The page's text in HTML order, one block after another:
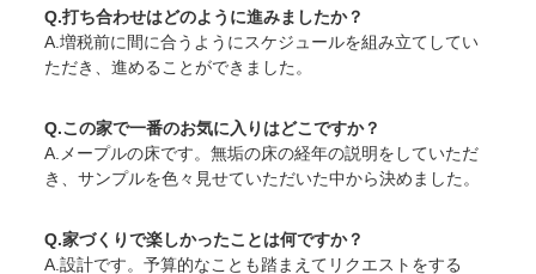
Q.打ち合わせはどのように進みましたか？
A.増税前に間に合うようにスケジュールを組み立てしてい
ただき、進めることができました。
Q.この家で一番のお気に入りはどこですか？
A.メープルの床です。無垢の床の経年の説明をしていただ
き、サンプルを色々見せていただいた中から決めました。
Q.家づくりで楽しかったことは何ですか？
A.設計です。予算的なことも踏まえてリクエストをする